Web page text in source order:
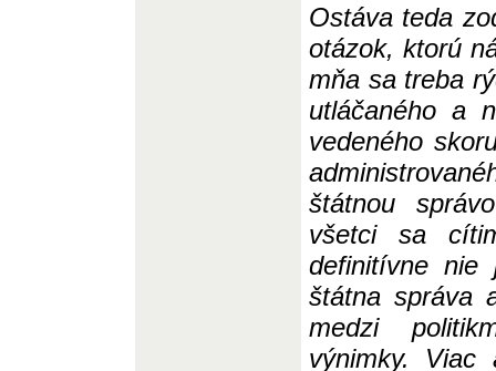
Ostáva teda
otázok, ktorú
mňa sa treba
utláčaného a
vedeného
štátnou
všetci sa
definitívne nie
štátna správa
medzi
výnimky. Viac